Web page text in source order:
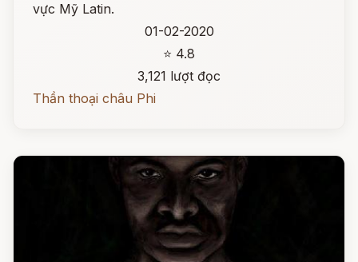
vực Mỹ Latin.
01-02-2020
⭐ 4.8
3,121 lượt đọc
Thần thoại châu Phi